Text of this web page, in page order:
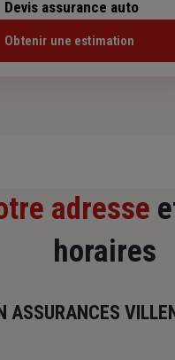
Devis assurance auto
Obtenir une estimation
adresse
horaires
ASSURANCES